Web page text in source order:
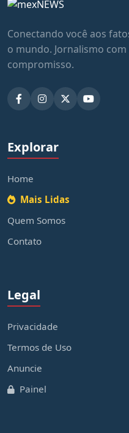
Conectando você aos
o mundo. Jornalismo
compromisso.
Explorar
Home
Mais Lidas
Quem Somos
Contato
Legal
Privacidade
Termos de Uso
Anuncie
Painel